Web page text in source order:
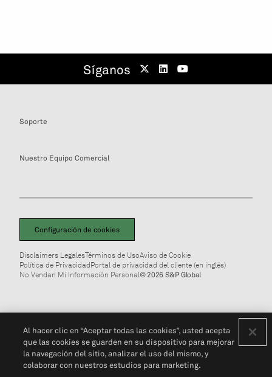
Síganos
Soporte
Nuestro Equipo Comercial
Configuración de cookies
Disclaimers LegalesTérminos de UsoAviso de Cookie
Política de PrivacidadPortal de privacidad del cliente (en inglés)
No Vendan Mi Información Personal© 2026 S&P Global
Al hacer clic en “Aceptar todas las cookies”, usted acepta
que las cookies se guarden en su dispositivo para mejorar
la navegación del sitio, analizar el uso del mismo, y
colaborar con nuestros estudios para marketing.